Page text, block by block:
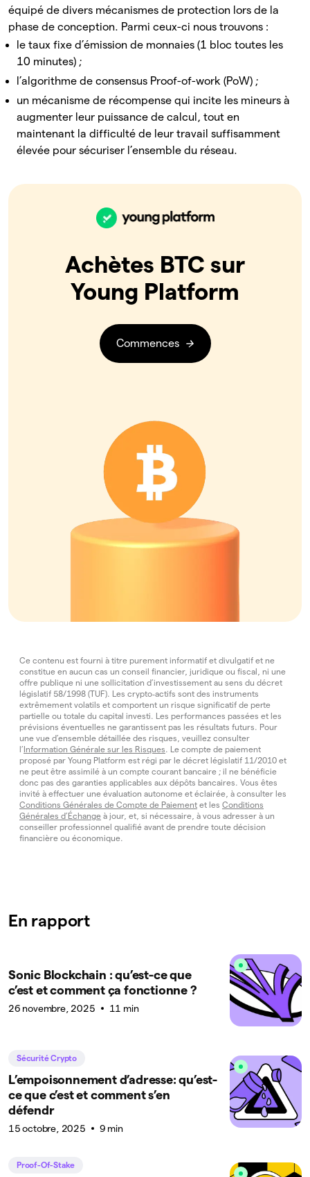
équipé de divers mécanismes de protection lors de la
phase de conception. Parmi ceux-ci nous trouvons :
le taux fixe d’émission de monnaies (1 bloc toutes les
10 minutes) ;
l’algorithme de consensus Proof-of-work (PoW) ;
un mécanisme de récompense qui incite les mineurs à
augmenter leur puissance de calcul, tout en
maintenant la difficulté de leur travail suffisamment
élevée pour sécuriser l’ensemble du réseau.
Achètes BTC sur
Young Platform
Commences
Ce contenu est fourni à titre purement informatif et divulgatif et ne
constitue en aucun cas un conseil financier, juridique ou fiscal, ni une
offre publique ni une sollicitation d’investissement au sens du décret
législatif 58/1998 (TUF). Les crypto‑actifs sont des instruments
extrêmement volatils et comportent un risque significatif de perte
partielle ou totale du capital investi. Les performances passées et les
prévisions éventuelles ne garantissent pas les résultats futurs. Pour
une vue d’ensemble détaillée des risques, veuillez consulter
l’ Information Générale sur les Risques. Le compte de paiement
proposé par Young Platform est régi par le décret législatif 11/2010 et
ne peut être assimilé à un compte courant bancaire ; il ne bénéficie
donc pas des garanties applicables aux dépôts bancaires. Vous êtes
invité à effectuer une évaluation autonome et éclairée, à consulter les
Conditions Générales de Compte de Paiement et les Conditions
Générales d’Échange à jour, et, si nécessaire, à vous adresser à un
conseiller professionnel qualifié avant de prendre toute décision
financière ou économique.
En rapport
Sonic Blockchain : qu’est-ce que
c’est et comment ça fonctionne ?
26 novembre, 2025 11 min
Sécurité Crypto
L’empoisonnement d’adresse: qu’est-
ce que c’est et comment s’en
défendr
15 octobre, 2025 9 min
Proof-Of-Stake